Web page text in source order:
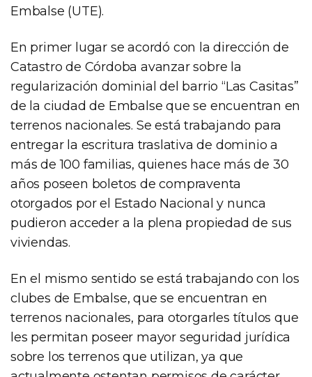
Embalse (UTE).
En primer lugar se acordó con la dirección de
Catastro de Córdoba avanzar sobre la
regularización dominial del barrio “Las Casitas”
de la ciudad de Embalse que se encuentran en
terrenos nacionales. Se está trabajando para
entregar la escritura traslativa de dominio a
más de 100 familias, quienes hace más de 30
años poseen boletos de compraventa
otorgados por el Estado Nacional y nunca
pudieron acceder a la plena propiedad de sus
viviendas.
En el mismo sentido se está trabajando con los
clubes de Embalse, que se encuentran en
terrenos nacionales, para otorgarles títulos que
les permitan poseer mayor seguridad jurídica
sobre los terrenos que utilizan, ya que